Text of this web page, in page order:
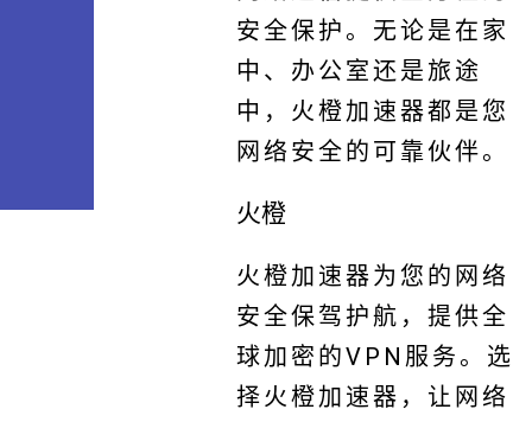
安全保护。无论是在家
中、办公室还是旅途
中，火橙加速器都是您
网络安全的可靠伙伴。
火橙
火橙加速器为您的网络
安全保驾护航，提供全
球加密的VPN服务。选
择火橙加速器，让网络